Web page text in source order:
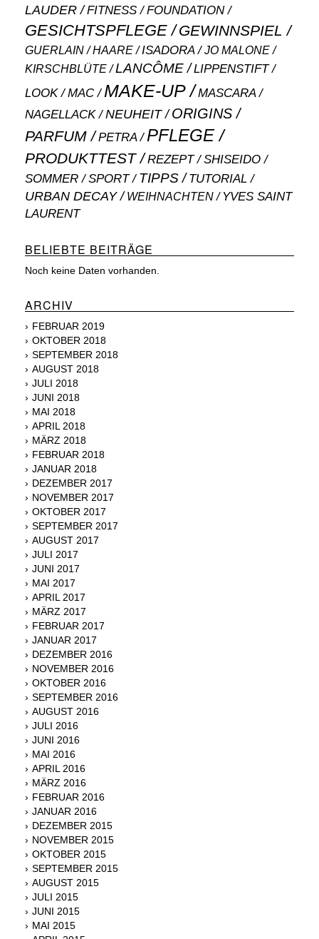
LAUDER
FITNESS FOUNDATION
GESICHTSPFLEGE GEWINNSPIEL
GUERLAIN HAARE ISADORA JO MALONE
KIRSCHBLÜTE LANCÔME LIPPENSTIFT
LOOK MAC MAKE-UP MASCARA
NAGELLACK NEUHEIT ORIGINS
PARFUM PETRA PFLEGE
PRODUKTTEST REZEPT SHISEIDO
SOMMER SPORT TIPPS TUTORIAL
URBAN DECAY WEIHNACHTEN
YVES SAINT
LAURENT
BELIEBTE BEITRÄGE
Noch keine Daten vorhanden.
ARCHIV
FEBRUAR 2019
OKTOBER 2018
SEPTEMBER 2018
AUGUST 2018
JULI 2018
JUNI 2018
MAI 2018
APRIL 2018
MÄRZ 2018
FEBRUAR 2018
JANUAR 2018
DEZEMBER 2017
NOVEMBER 2017
OKTOBER 2017
SEPTEMBER 2017
AUGUST 2017
JULI 2017
JUNI 2017
MAI 2017
APRIL 2017
MÄRZ 2017
FEBRUAR 2017
JANUAR 2017
DEZEMBER 2016
NOVEMBER 2016
OKTOBER 2016
SEPTEMBER 2016
AUGUST 2016
JULI 2016
JUNI 2016
MAI 2016
APRIL 2016
MÄRZ 2016
FEBRUAR 2016
JANUAR 2016
DEZEMBER 2015
NOVEMBER 2015
OKTOBER 2015
SEPTEMBER 2015
AUGUST 2015
JULI 2015
JUNI 2015
MAI 2015